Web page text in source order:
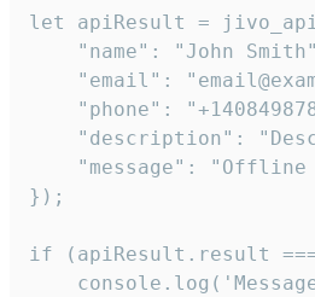
let apiResult =
"name": "John
"email":
"phone":
"description":
"message": "Offline
});
if (apiResult.result